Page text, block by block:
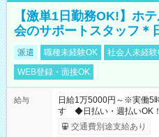
【激単1日勤務OK!】ホ
会のサポートスタッフ＊
派遣 職種未経験OK 社会人未経験
WEB登録・面接OK
給与
日給1万5000円～※実働5
す ◆日払い・週払いOK
も異なります
交通費別途支給あり